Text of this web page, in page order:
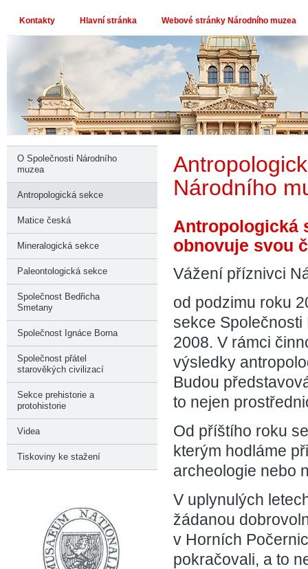
Kontakty Hlavní stránka Webové stránky Národního muzea
Národního
Antropologická
obnovuje svou
Vážení příznivci
od podzimu roku
sekce
2008. V rámci
výsledky
Budou
to nejen
Od příštího roku
kterým hodláme
archeologie nebo
V uplynulých
žádanou
v Horních
pokračovali, a to
O Společnosti Národního
muzea
Antropologická sekce
Matice česká
Mineralogická sekce
Paleontologická sekce
Společnost Bedřicha
Smetany
Společnost Ignáce Borna
Společnost přátel
starověkých civilizací
Sekce prehistorie a
protohistorie
Videa
Tiskoviny ke stažení